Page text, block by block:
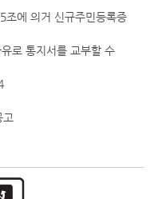
조에 의거 신규주민등록증
로 통지서를 교부할 수